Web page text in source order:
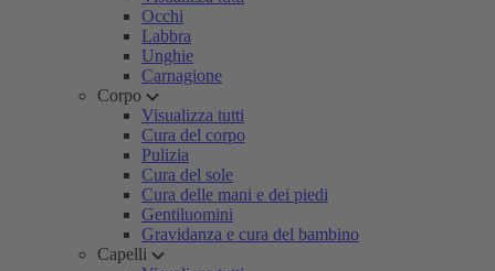
Occhi
Labbra
Unghie
Carnagione
Corpo
Visualizza tutti
Cura del corpo
Pulizia
Cura del sole
Cura delle mani e dei piedi
Gentiluomini
Gravidanza e cura del bambino
Capelli